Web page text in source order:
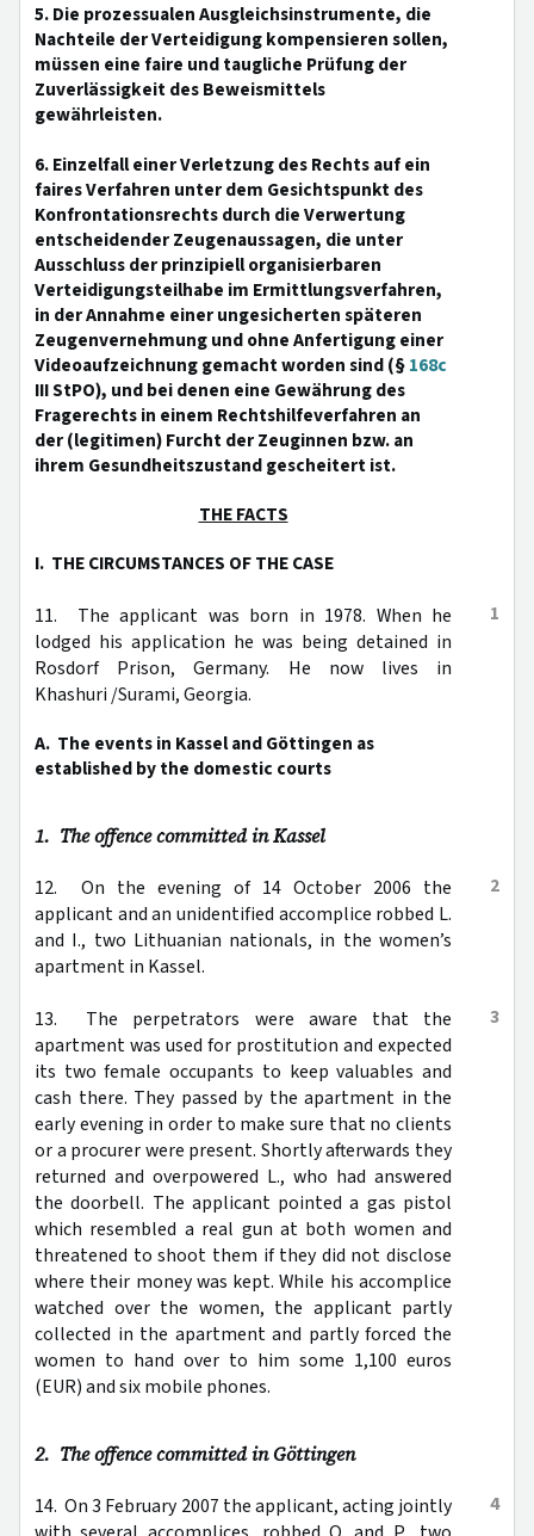
5. Die prozessualen Ausgleichsinstrumente, die
Nachteile der Verteidigung kompensieren sollen,
müssen eine faire und taugliche Prüfung der
Zuverlässigkeit des Beweismittels
gewährleisten.
6. Einzelfall einer Verletzung des Rechts auf ein
faires Verfahren unter dem Gesichtspunkt des
Konfrontationsrechts durch die Verwertung
entscheidender Zeugenaussagen, die unter
Ausschluss der prinzipiell organisierbaren
Verteidigungsteilhabe im Ermittlungsverfahren,
in der Annahme einer ungesicherten späteren
Zeugenvernehmung und ohne Anfertigung einer
Videoaufzeichnung gemacht worden sind (§168c
III StPO), und bei denen eine Gewährung des
Fragerechts in einem Rechtshilfeverfahren an
der (legitimen) Furcht der Zeuginnen bzw. an
ihrem Gesundheitszustand gescheitert ist.
THE FACTS
I. THE CIRCUMSTANCES OF THE CASE
1
11. The applicant was born in 1978. When he
lodged his application he was being detained in
Rosdorf Prison, Germany. He now lives in
Khashuri /Surami, Georgia.
A. The events in Kassel and Göttingen as
established by the domestic courts
1. The offence committed in Kassel
2
12. On the evening of 14 October 2006 the
applicant and an unidentified accomplice robbed L.
and I., two Lithuanian nationals, in the women’s
apartment in Kassel.
3
13. The perpetrators were aware that the
apartment was used for prostitution and expected
its two female occupants to keep valuables and
cash there. They passed by the apartment in the
early evening in order to make sure that no clients
or a procurer were present. Shortly afterwards they
returned and overpowered L., who had answered
the doorbell. The applicant pointed a gas pistol
which resembled a real gun at both women and
threatened to shoot them if they did not disclose
where their money was kept. While his accomplice
watched over the women, the applicant partly
collected in the apartment and partly forced the
women to hand over to him some 1,100 euros
(EUR) and six mobile phones.
2. The offence committed in Göttingen
4
14. On 3 February 2007 the applicant, acting jointly